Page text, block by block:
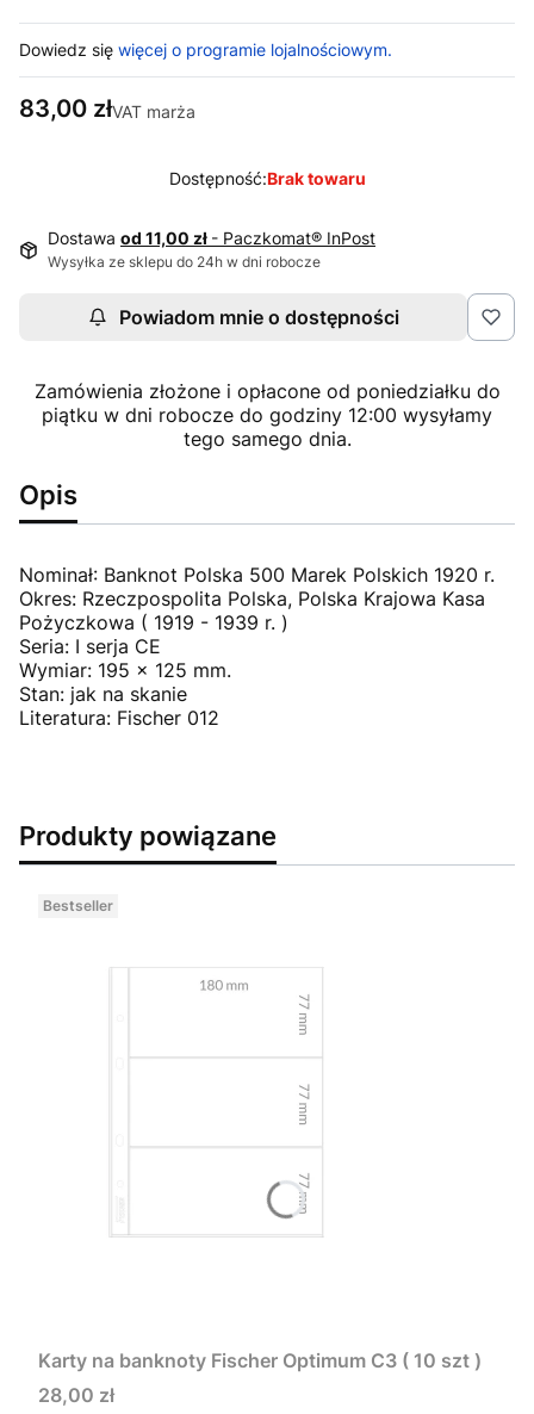
Dowiedz się więcej o programie lojalnościowym.
Cena
83,00 złVAT marża
Dostępność:Brak towaru
Dostawa od 11,00 zł - Paczkomat® InPost
Wysyłka ze sklepu do 24h w dni robocze
Powiadom mnie o dostępności
Zamówienia złożone i opłacone od poniedziałku do
piątku w dni robocze do godziny 12:00 wysyłamy
tego samego dnia.
Opis
Nominał: Banknot Polska 500 Marek Polskich 1920 r.
Okres: Rzeczpospolita Polska, Polska Krajowa Kasa
Pożyczkowa ( 1919 - 1939 r. )
Seria: I serja CE
Wymiar: 195 x 125 mm.
Stan: jak na skanie
Literatura: Fischer 012
Produkty powiązane
Bestseller
Karty na banknoty Fischer Optimum C3 ( 10 szt )
Cena
28,00 zł